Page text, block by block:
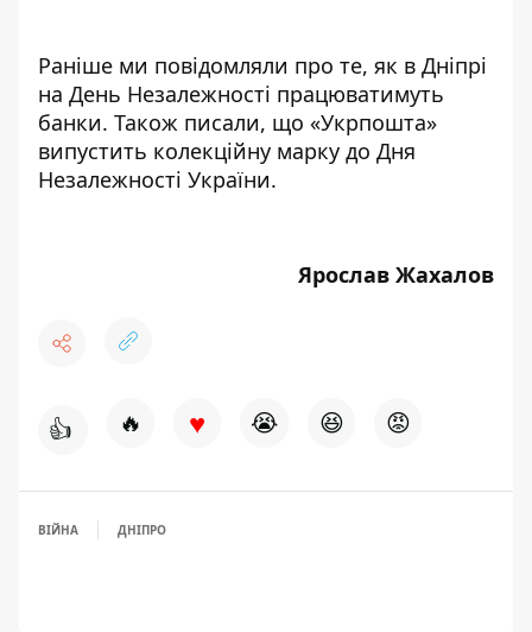
Раніше ми повідомляли про те, як в Дніпрі
на День Незалежності працюватимуть
банки. Також писали, що «Укрпошта»
випустить колекційну марку до Дня
Незалежності України.
Ярослав Жахалов
👍 🔥 ♥ 😭 😆 😡
ВІЙНА ДНІПРО